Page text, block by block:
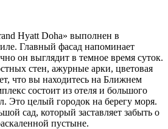
Hyatt Doha» выполнен в
Главный фасад напоминает
он выглядит в темное время суток.
стен, ажурные арки, цветовая
что вы находитесь на Ближнем
состоит из отеля и большого
Это целый городок на берегу моря.
сад, который заставляет забыть о
пустыне.